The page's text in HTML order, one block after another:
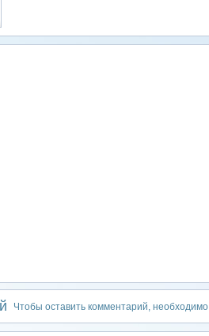
Чтобы оставить комментарий, необходимо